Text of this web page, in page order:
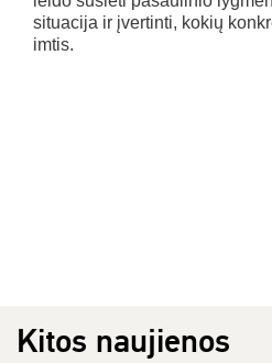
situacija ir įvertinti, kokių
imtis.
Kitos naujienos